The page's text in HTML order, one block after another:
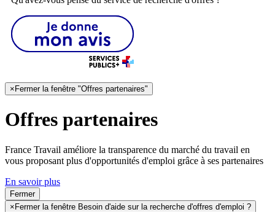
× Fermer la fenêtre "Offres partenaires"
Offres partenaires
France Travail améliore la transparence du marché du travail en
vous proposant plus d'opportunités d'emploi grâce à ses partenaires
En savoir plus
Fermer
×Fermer la fenêtre Besoin d'aide sur la recherche d'offres d'emploi ?